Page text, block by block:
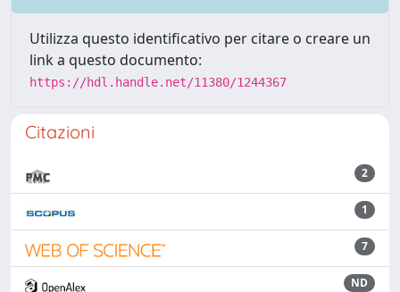
Utilizza questo identificativo per citare o creare un
link a questo documento:
https://hdl.handle.net/11380/1244367
Citazioni
2
1
7
ND